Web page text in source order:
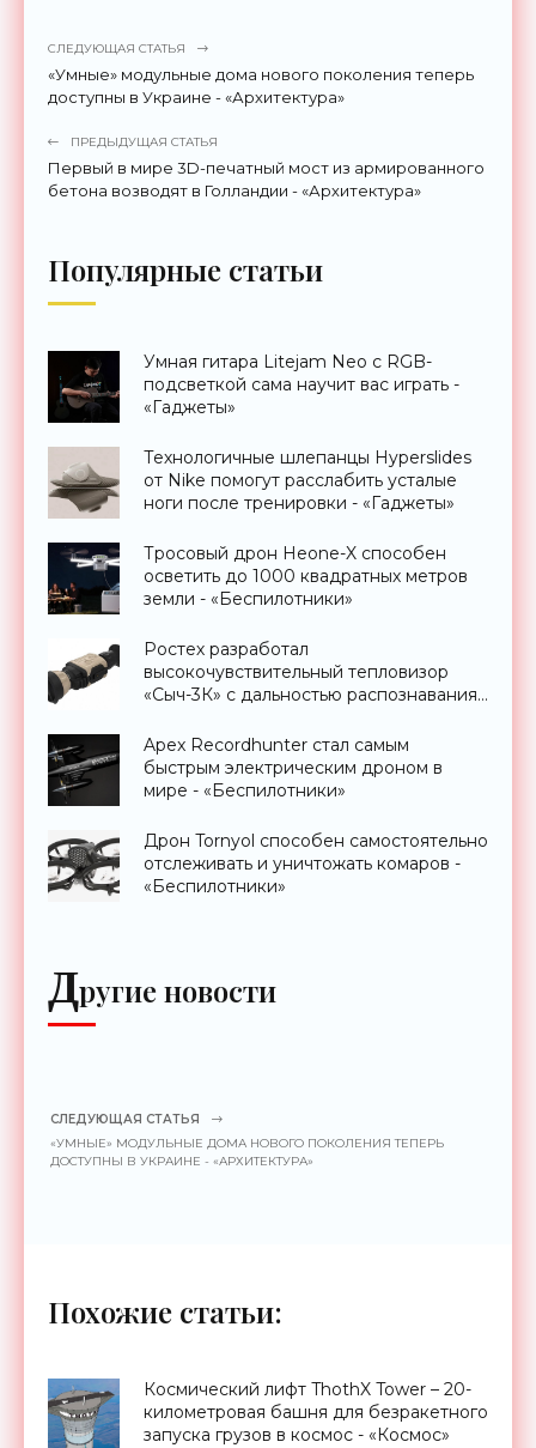
СЛЕДУЮЩАЯ СТАТЬЯ
«Умные» модульные дома нового поколения теперь
доступны в Украине - «Архитектура»
ПРЕДЫДУЩАЯ СТАТЬЯ
Первый в мире 3D-печатный мост из армированного
бетона возводят в Голландии - «Архитектура»
Популярные статьи
Умная гитара Litejam Neo с RGB-
подсветкой сама научит вас играть -
«Гаджеты»
Технологичные шлепанцы Hyperslides
от Nike помогут расслабить усталые
ноги после тренировки - «Гаджеты»
Тросовый дрон Heone-X способен
осветить до 1000 квадратных метров
земли - «Беспилотники»
Ростех разработал
высокочувствительный тепловизор
«Сыч-3К» с дальностью распознавания
Apex Recordhunter стал самым
быстрым электрическим дроном в
мире - «Беспилотники»
Дрон Tornyol способен самостоятельно
отслеживать и уничтожать комаров -
«Беспилотники»
Другие новости
СЛЕДУЮЩАЯ СТАТЬЯ
«УМНЫЕ» МОДУЛЬНЫЕ ДОМА НОВОГО ПОКОЛЕНИЯ ТЕПЕРЬ
ДОСТУПНЫ В УКРАИНЕ - «АРХИТЕКТУРА»
Похожие статьи:
Космический лифт ThothX Tower – 20-
километровая башня для безракетного
запуска грузов в космос - «Космос»